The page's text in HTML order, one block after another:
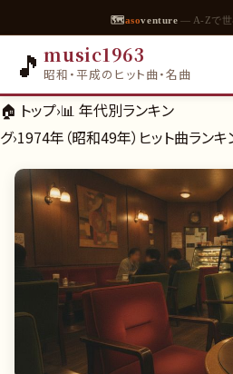
🗺asoventure — A-Zで世
🎵 music1963
昭和・平成のヒット曲・名曲
🏠 トップ›📊 年代別ランキン
グ›1974年（昭和49年）ヒット曲ラン